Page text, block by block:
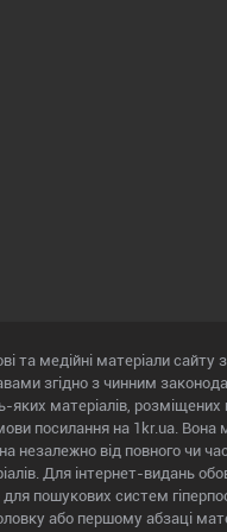
та медійні матеріали сайту
згідно з чинним
яких матеріалів, розміщених
посилання на 1kr.ua. Вона
незалежно від повного чи
Для інтернет-видань
пошукових систем
або першому абзаці